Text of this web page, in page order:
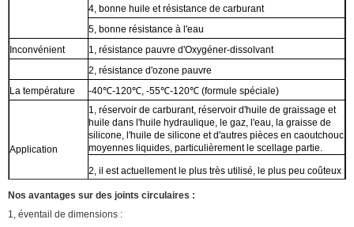
4, bonne huile et résistance de carburant
5, bonne résistance à l'eau
Inconvénient
1, résistance pauvre d'Oxygéner-dissolvant
2, résistance d'ozone pauvre
La température
-40℃-120℃, -55℃-120℃ (formule spéciale)
Application
1, réservoir de carburant, réservoir d'huile de graissage et
huile dans l'huile hydraulique, le gaz, l'eau, la graisse de
silicone, l'huile de silicone et d'autres pièces en caoutchouc
moyennes liquides, particulièrement le scellage partie.
2, il est actuellement le plus très utilisé, le plus peu coûteux
Nos avantages sur des joints circulaires :
1, éventail de dimensions :